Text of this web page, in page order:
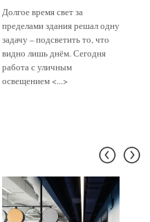
Долгое время свет за
пределами здания решал одну
задачу – подсветить то, что
видно лишь днём. Сегодня
работа с уличным
освещением <...>